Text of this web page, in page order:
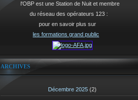
l'OBP est une Station de Nuit et membre
du réseau des opérateurs 123 :
pour en savoir plus sur
les formations grand public
ARCHIVES
Décembre 2025 (2)